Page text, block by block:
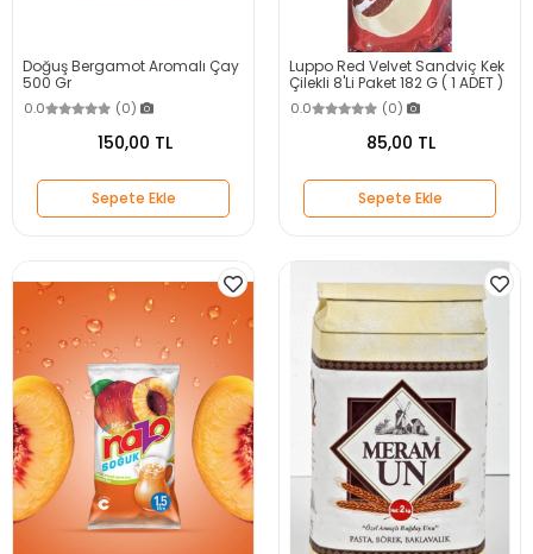
Doğuş Bergamot Aromalı Çay
500 Gr
0.0 (0)
150,00 TL
Sepete Ekle
Luppo Red Velvet Sandviç Kek
Çilekli 8'Li Paket 182 G ( 1 ADET )
0.0 (0)
85,00 TL
Sepete Ekle